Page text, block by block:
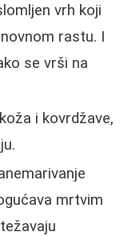
vrh koji
rastu. I
se vrši na
i kovrdžave,
mrtvim